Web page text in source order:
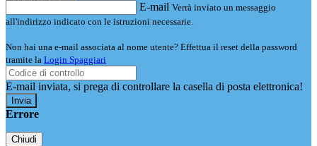
E-mail Verrà inviato un messaggio
all'indirizzo indicato con le istruzioni necessarie.
Non hai una e-mail associata al nome utente? Effettua il reset della password
tramite la Login Spaggiari
E-mail inviata, si prega di controllare la casella di posta elettronica!
Errore
Chiudi